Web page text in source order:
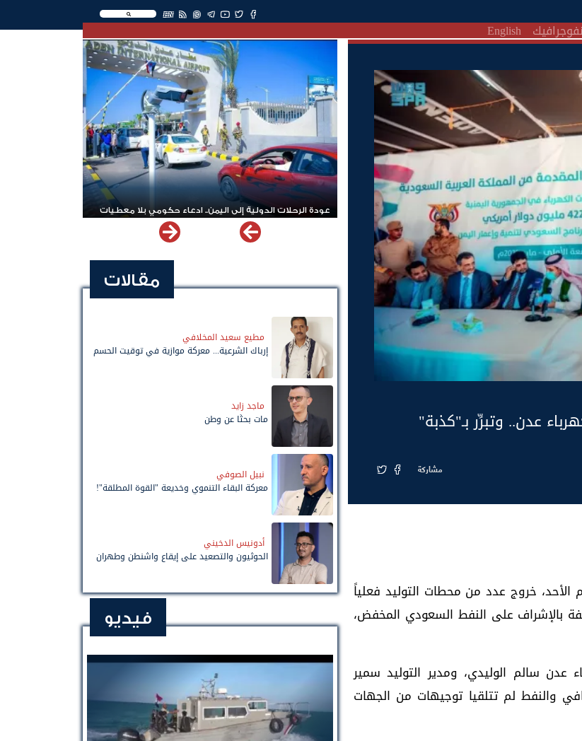
EN
English
عدن.. وتبرِّر بـ"كذبة"
مشاركة
خروج عدد من محطات التوليد فعلياً
بالإشراف على النفط السعودي المخفض،
عدن سالم الوليدي، ومدير التوليد سمير
والنفط لم تتلقيا توجيهات من الجهات
عودة الرحلات الدولية إلى اليمن.. ادعاء حكومي بلا معطيات
مقالات
مطيع سعيد المخلافي
إرباك الشرعية... معركة موازية في توقيت الحسم
ماجد زايد
مات بحثًا عن وطن
نبيل الصوفي
معركة البقاء التنموي وخديعة "القوة المطلقة"!
أدونيس الدخيني
الحوثيون والتصعيد على إيقاع واشنطن وطهران
فيديو